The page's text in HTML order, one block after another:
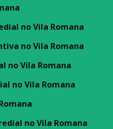
no Vila Romana
no Vila Romana
no Vila Romana
no Vila Romana
no Vila Romana